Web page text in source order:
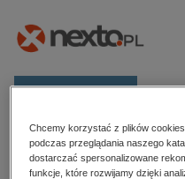
Kategorie
Zobacz wszystkie E-prasa
Strona główna Piotr
Chcemy korzystać z plików
podczas przeglądania naszego
dostarczać spersonalizowane
funkcje, które rozwijamy dzięki